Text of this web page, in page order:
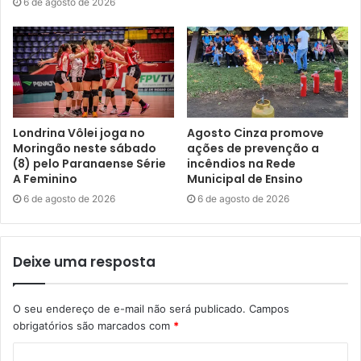
O presidente do CMTER, Victor Cunha, explicou a escolha
do tema. “Nossa Conferência abordará a relevância da
juventude no mercado de trabalho local e a forma como os
jovens têm se relacionado com emprego e renda.
Londrina Vôlei joga no
Moringão neste sábado
(8) pelo Paranaense Série
A Feminino
6 de agosto de 2026
Agosto Cinza promove
ações de prevenção a
incêndios na Rede
Municipal de Ensino
6 de agosto de 2026
Deixe uma resposta
O seu endereço de e-mail não será publicado. Campos
obrigatórios são marcados com *